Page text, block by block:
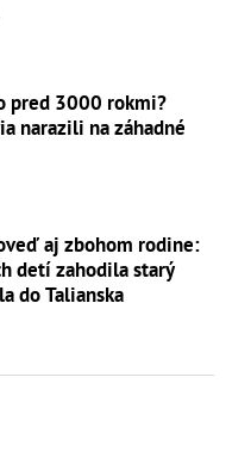
pred 3000 rokmi?
narazili na záhadné
aj zbohom rodine:
detí zahodila starý
do Talianska